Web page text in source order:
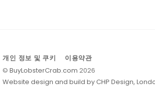
개인 정보 및 쿠키
이용약관
©BuyLobsterCrab.com 2026
Website design and build by CHP Design,